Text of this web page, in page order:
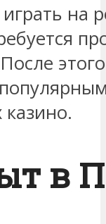
на
казино.
в